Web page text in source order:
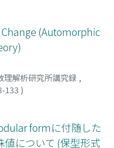
(Automorphic
理解析研究所講究録 ,
133 )
formに付随した
値について (保型形式